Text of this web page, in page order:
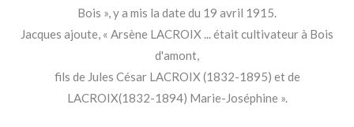
Bois », y a mis la date du 19 avril 1915.
Jacques ajoute, « Arsène LACROIX ... était cultivateur à Bois
d'amont,
fils de Jules César LACROIX (1832-1895) et de
LACROIX(1832-1894) Marie-Joséphine ».